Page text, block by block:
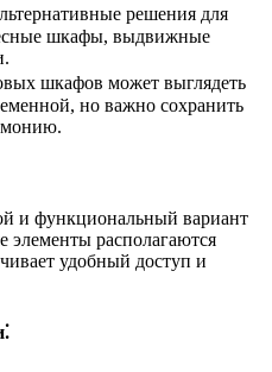
решения для
шкафы, выдвижные
шкафов может выглядеть
но важно сохранить
и функциональный вариант
элементы располагаются
удобный доступ и